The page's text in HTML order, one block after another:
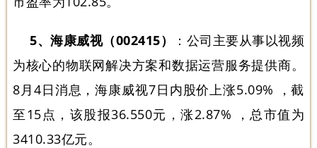
5、海康威视（002415）
：公司主要从事以视频
为核心的物联网解决方案和数据运营服务提供商。
8月4日消息，海康威视7日内股价上涨5.09% ，截
至15点，该股报36.550元，涨2.87% ，总市值为
3410.33亿元。